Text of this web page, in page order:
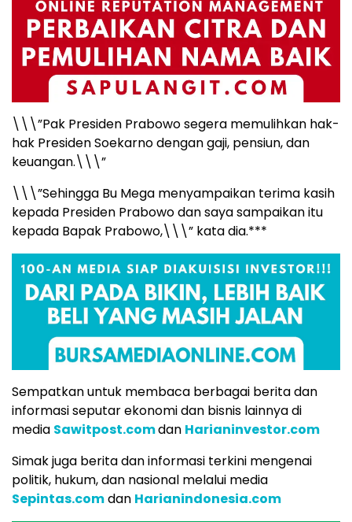
\\\”Pak Presiden Prabowo segera memulihkan hak-
hak Presiden Soekarno dengan gaji, pensiun, dan
keuangan.\\\”
\\\”Sehingga Bu Mega menyampaikan terima kasih
kepada Presiden Prabowo dan saya sampaikan itu
kepada Bapak Prabowo,\\\” kata dia.***
Sempatkan untuk membaca berbagai berita dan
informasi seputar ekonomi dan bisnis lainnya di
media Sawitpost.comdan Harianinvestor.com
Simak juga berita dan informasi terkini mengenai
politik, hukum, dan nasional melalui media
Sepintas.comdan Harianindonesia.com